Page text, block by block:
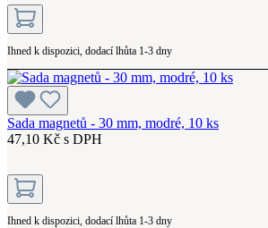
Ihned k dispozici, dodací lhůta 1-3 dny
Sada magnetů - 30 mm, modré, 10 ks
47,10 Kč s DPH
Ihned k dispozici, dodací lhůta 1-3 dny